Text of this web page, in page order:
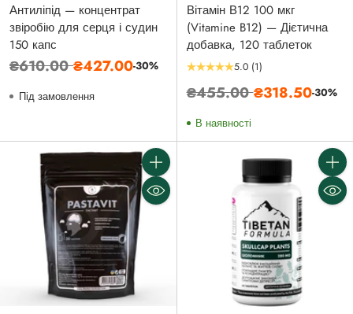
Антиліпід — концентрат
звіробію для серця і судин
150 капс
Звичайна
₴610.00₴427.00-30%
Під замовлення
Вітамін В12 100 мкг
(Vitamine B12) — Дієтична
добавка, 120 таблеток
5.0 (1)
Звичайна
₴455.00₴318.50-30%
В наявності
Кількість